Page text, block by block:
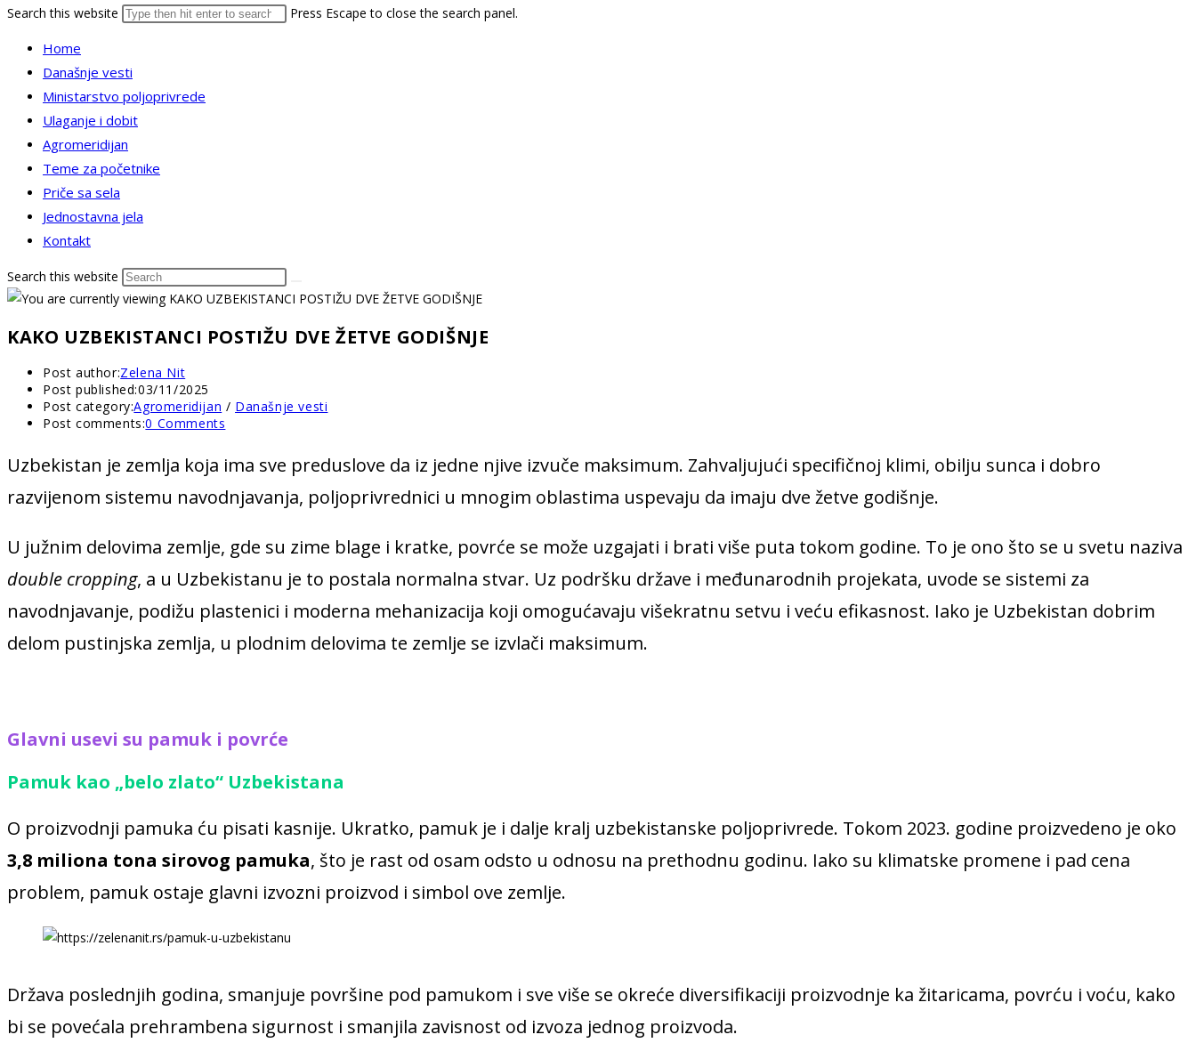
Search this website Press Escape to close the search panel.
Home
Današnje vesti
Ministarstvo poljoprivrede
Ulaganje i dobit
Agromeridijan
Teme za početnike
Priče sa sela
Jednostavna jela
Kontakt
Search this website
KAKO UZBEKISTANCI POSTIŽU DVE ŽETVE GODIŠNJE
Post author:Zelena Nit
Post published:03/11/2025
Post category:Agromeridijan / Današnje vesti
Post comments:0 Comments
Uzbekistan je zemlja koja ima sve preduslove da iz jedne njive izvuče maksimum. Zahvaljujući specifičnoj klimi, obilju sunca i dobro
razvijenom sistemu navodnjavanja, poljoprivrednici u mnogim oblastima uspevaju da imaju dve žetve godišnje.
U južnim delovima zemlje, gde su zime blage i kratke, povrće se može uzgajati i brati više puta tokom godine. To je ono što se u svetu naziva
double cropping, a u Uzbekistanu je to postala normalna stvar. Uz podršku države i međunarodnih projekata, uvode se sistemi za
navodnjavanje, podižu plastenici i moderna mehanizacija koji omogućavaju višekratnu setvu i veću efikasnost. Iako je Uzbekistan dobrim
delom pustinjska zemlja, u plodnim delovima te zemlje se izvlači maksimum.
Glavni usevi su pamuk i povrće
Pamuk kao „belo zlato“ Uzbekistana
O proizvodnji pamuka ću pisati kasnije. Ukratko, pamuk je i dalje kralj uzbekistanske poljoprivrede. Tokom 2023. godine proizvedeno je oko
3,8 miliona tona sirovog pamuka, što je rast od osam odsto u odnosu na prethodnu godinu. Iako su klimatske promene i pad cena
problem, pamuk ostaje glavni izvozni proizvod i simbol ove zemlje.
Država poslednjih godina, smanjuje površine pod pamukom i sve više se okreće diversifikaciji proizvodnje ka žitaricama, povrću i voću, kako
bi se povećala prehrambena sigurnost i smanjila zavisnost od izvoza jednog proizvoda.